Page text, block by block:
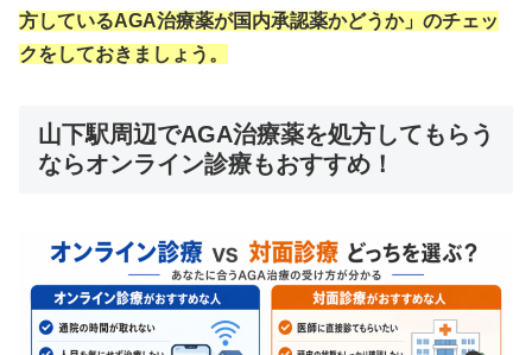
方しているAGA治療薬が国内承認薬かどうか」のチェッ
クをしておきましょう。
山下駅周辺でAGA治療薬を処方してもらう
ならオンライン診療もおすすめ！